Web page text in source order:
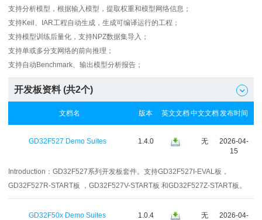
支持分析模型，根据输入模型，提取权重和模型网络信息；
支持Keil、IAR工程自动生成，生成可编译运行的工程；
支持模型训练后量化，支持NPZ数据集导入；
支持单或多分支网络的前向推理；
支持自动Benchmark、输出模型分析报告；
开发板资料 (共2个) 
文档名 版本 英文文档中文文档发布时间
GD32F527 Demo Suites 1.4.0 无
2026-04-
15
Introduction： GD32F527系列开发板套件。支持GD32F527I-EVAL板，
GD32F527R-START板 ，GD32F527V-START板 和GD32F527Z-START板。
GD32F50x Demo Suites 1.0.4 无
2026-04-